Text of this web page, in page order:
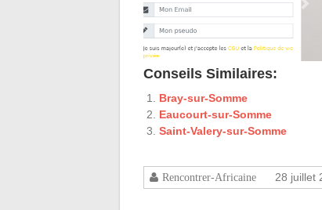
Conseils Similaires:
Bray-sur-Somme
Eaucourt-sur-Somme
Saint-Valery-sur-Somme
Rencontrer-Africaine 28 juillet